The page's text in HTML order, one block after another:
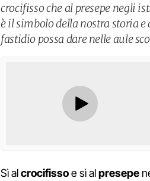
crocifisso che al presepe negli
è il simbolo della nostra storia
fastidio possa dare nelle aule
Sì alcrocifissoe sì alpresepe